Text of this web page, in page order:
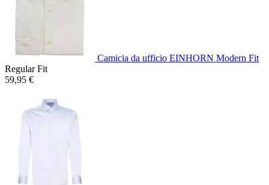
Camicia da ufficio EINHORN Modern Fit
Regular Fit
59,95 €